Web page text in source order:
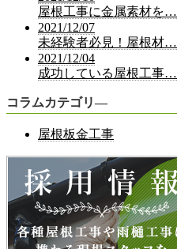
屋根工事に金属素材を…
2021/12/07
未経験者必見！屋根材…
2021/12/04
成功している屋根工事…
コラムカテゴリ―
屋根板金工事